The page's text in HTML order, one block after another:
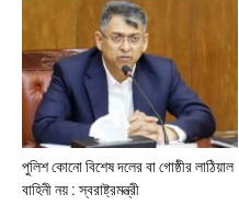
পুলিশ কোনো বিশেষ দলের বা গোষ্ঠীর লাঠিয়াল
বাহিনী নয় : স্বরাষ্ট্রমন্ত্রী